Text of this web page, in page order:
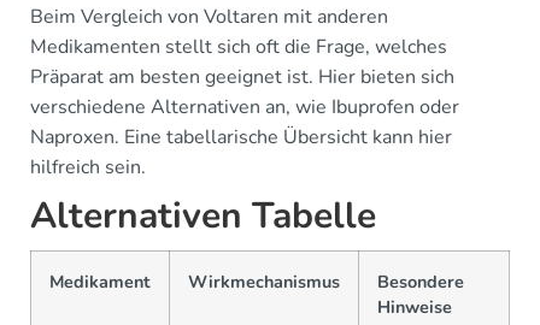
Beim Vergleich von Voltaren mit anderen
Medikamenten stellt sich oft die Frage, welches
Präparat am besten geeignet ist. Hier bieten sich
verschiedene Alternativen an, wie Ibuprofen oder
Naproxen. Eine tabellarische Übersicht kann hier
hilfreich sein.
Alternativen Tabelle
Medikament Wirkmechanismus
Besondere
Hinweise